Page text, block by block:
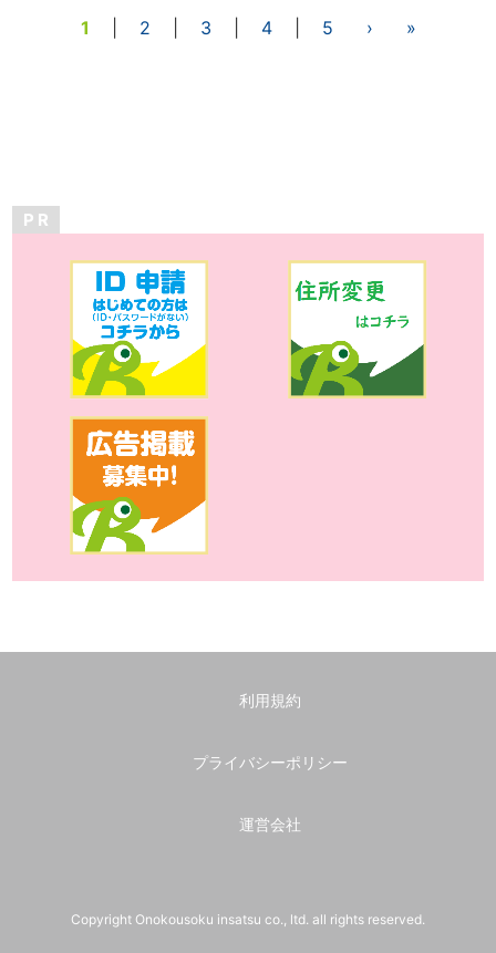
1
2 3 4| 5 › »
P R
利用規約
プライバシーポリシー
運営会社
Copyright Onokousoku insatsu co., ltd. all rights reserved.